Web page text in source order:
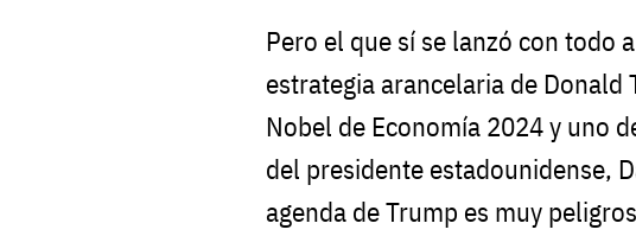
Pero el que sí se lanzó con todo
estrategia arancelaria de Donald
Nobel de Economía 2024 y uno
del presidente estadounidense,
agenda de Trump es muy